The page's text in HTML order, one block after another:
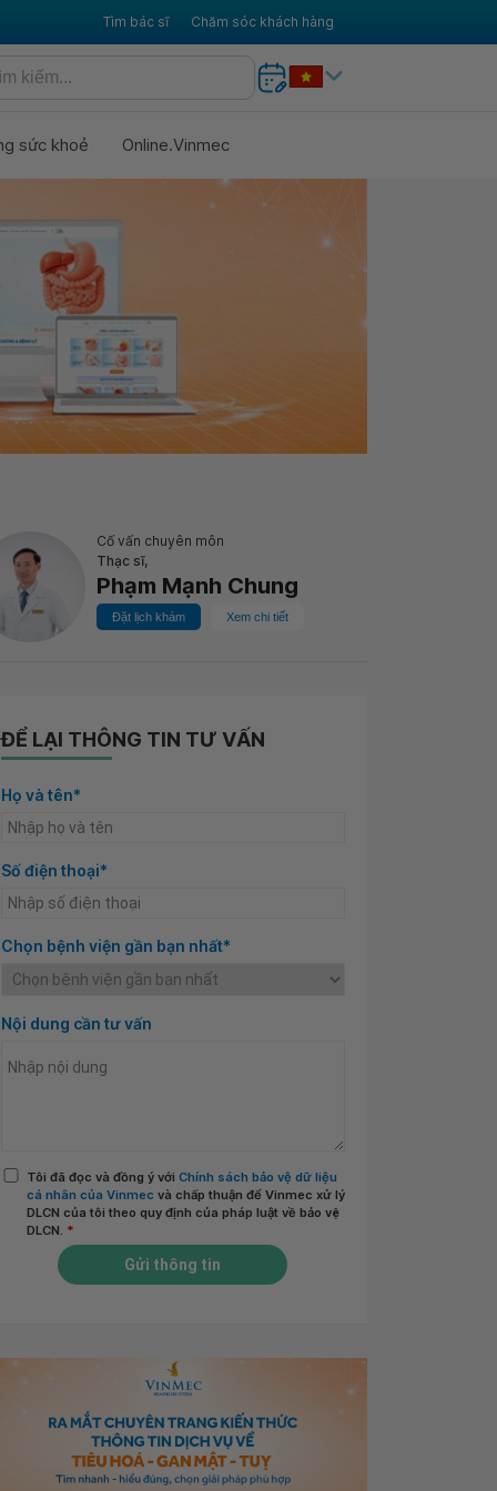
Tìm bác sĩ Chăm sóc khách hàng
sức khoẻ Online.Vinmec
Cố vấn chuyên môn
Thạc sĩ,
Phạm Mạnh Chung
Đặt lịch khám Xem chi tiết
ĐỂ LẠI THÔNG TIN TƯ VẤN
Họ và tên*
Số điện thoại*
Chọn bệnh viện gần bạn nhất*
Nội dung cần tư vấn
Tôi đã đọc và đồng ý với Chính sách bảo vệ dữ liệu
cá nhân của Vinmec và chấp thuận để Vinmec xử lý
DLCN của tôi theo quy định của pháp luật về bảo vệ
DLCN. *
Gửi thông tin